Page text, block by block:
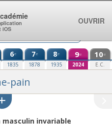
6e
1835
7e
1878
8e
1935
9e
2024
10e
E.C.
pain
masculin invariable
iOS
OUVRIR